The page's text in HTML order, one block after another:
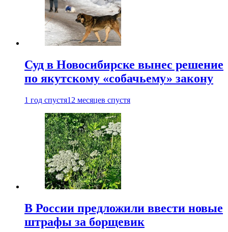
Суд в Новосибирске вынес решение
по якутскому «собачьему» закону
1 год спустя12 месяцев спустя
В России предложили ввести новые
штрафы за борщевик